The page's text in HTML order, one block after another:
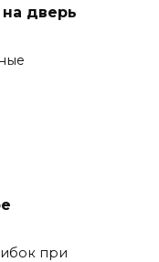
на дверь
при